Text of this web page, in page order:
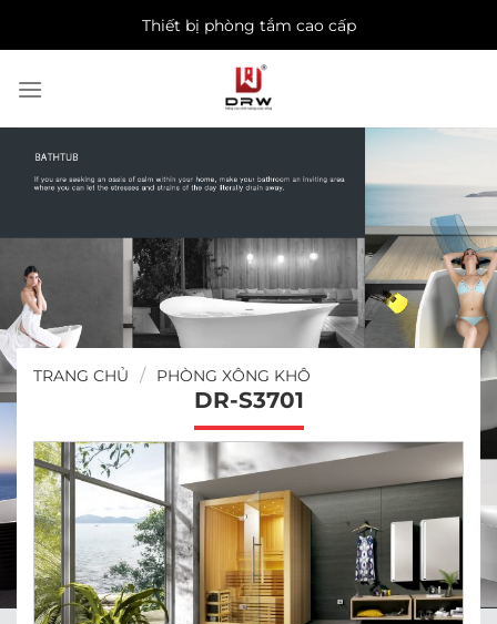
Thiết bị phòng tắm cao cấp
TRANG CHỦ / PHÒNG XÔNG KHÔ
DR-S3701